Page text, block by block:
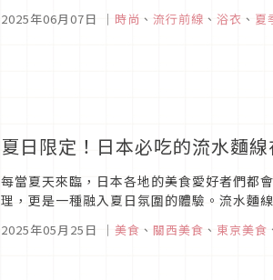
2025年06月07日 ｜ 時尚 、 流行前線 、 浴衣 、 夏
夏日限定！日本必吃的流水麵
每當夏天來臨，日本各地的美食愛好者們都
理，更是一種融入夏日氛圍的體驗。流水麵
2025年05月25日 ｜ 美食 、 關西美食 、 東京美食